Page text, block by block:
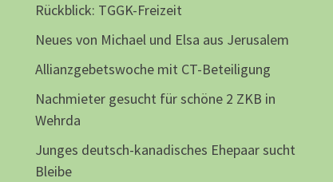
Rückblick: TGGK-Freizeit
Neues von Michael und Elsa aus Jerusalem
Allianzgebetswoche mit CT-Beteiligung
Nachmieter gesucht für schöne 2 ZKB in
Wehrda
Junges deutsch-kanadisches Ehepaar sucht
Bleibe